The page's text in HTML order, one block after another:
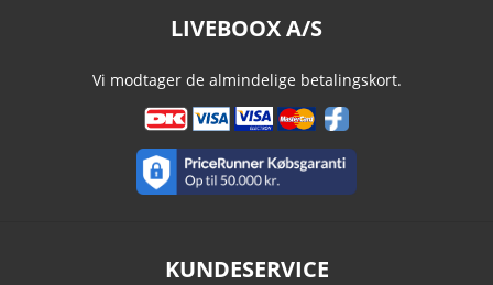
LIVEBOOX A/S
Vi modtager de almindelige betalingskort.
KUNDESERVICE